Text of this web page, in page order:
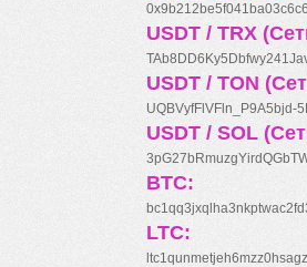
USDT / TRX
USDT / TON
UQBVyfFlVFln_P9A5bjd-
USDT / SOL
BTC:
LTC: